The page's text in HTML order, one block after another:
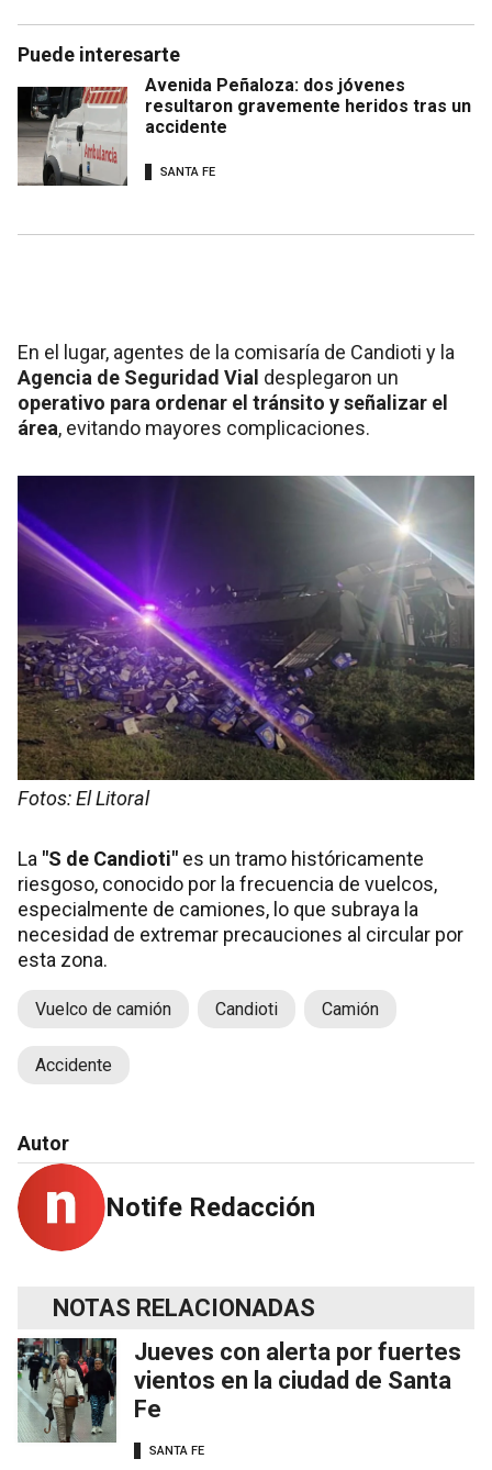
Puede interesarte
Avenida Peñaloza: dos jóvenes
resultaron gravemente heridos tras un
accidente
SANTA FE
En el lugar, agentes de la comisaría de Candioti y la
Agencia de Seguridad Vial desplegaron un
operativo para ordenar el tránsito y señalizar el
área, evitando mayores complicaciones.
Fotos: El Litoral
La "S de Candioti" es un tramo históricamente
riesgoso, conocido por la frecuencia de vuelcos,
especialmente de camiones, lo que subraya la
necesidad de extremar precauciones al circular por
esta zona.
Vuelco de camión Candioti Camión
Accidente
Autor
Notife Redacción
NOTAS RELACIONADAS
Jueves con alerta por fuertes
vientos en la ciudad de Santa
Fe
SANTA FE